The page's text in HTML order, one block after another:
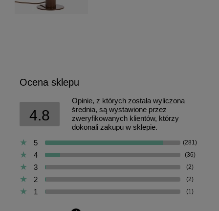
Ocena sklepu
4.8
Opinie, z których została wyliczona
średnia, są wystawione przez
zweryfikowanych klientów, którzy
dokonali zakupu w sklepie.
5
(281)
4 (36)
3 (2)
2 (2)
1 (1)